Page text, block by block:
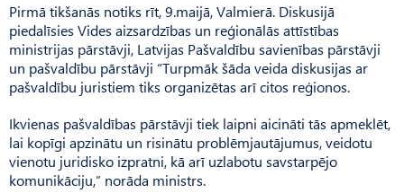
Pirmā tikšanās notiks rīt, 9.maijā, Valmierā. Diskusijā
piedalīsies Vides aizsardzības un reģionālās attīstības
ministrijas pārstāvji, Latvijas Pašvaldību savienības pārstāvji
un pašvaldību pārstāvji “Turpmāk šāda veida diskusijas ar
pašvaldību juristiem tiks organizētas arī citos reģionos.
Ikvienas pašvaldības pārstāvji tiek laipni aicināti tās apmeklēt,
lai kopīgi apzinātu un risinātu problēmjautājumus, veidotu
vienotu juridisko izpratni, kā arī uzlabotu savstarpējo
komunikāciju,” norāda ministrs.